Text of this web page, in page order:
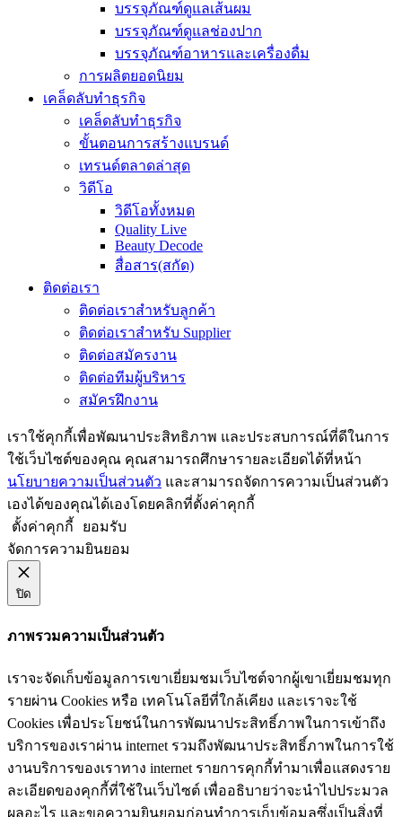
บรรจุภัณฑ์ดูแลเส้นผม
บรรจุภัณฑ์ดูแลช่องปาก
บรรจุภัณฑ์อาหารและเครื่องดื่ม
การผลิตยอดนิยม
เคล็ดลับทำธุรกิจ
เคล็ดลับทำธุรกิจ
ขั้นตอนการสร้างแบรนด์
เทรนด์ตลาดล่าสุด
วิดีโอ
วิดีโอทั้งหมด
Quality Live
Beauty Decode
สื่อสาร(สกัด)
ติดต่อเรา
ติดต่อเราสำหรับลูกค้า
ติดต่อเราสำหรับ Supplier
ติดต่อสมัครงาน
ติดต่อทีมผู้บริหาร
สมัครฝึกงาน
เราใช้คุกกี้เพื่อพัฒนาประสิทธิภาพ และประสบการณ์ที่ดีในการ
ใช้เว็บไซต์ของคุณ คุณสามารถศึกษารายละเอียดได้ที่หน้า
นโยบายความเป็นส่วนตัว และสามารถจัดการความเป็นส่วนตัว
เองได้ของคุณได้เองโดยคลิกที่ตั้งค่าคุกกี้
ตั้งค่าคุกกี้
ยอมรับ
จัดการความยินยอม
ปิด
ภาพรวมความเป็นส่วนตัว
เราจะจัดเก็บข้อมูลการเขาเยี่ยมชมเว็บไซต์จากผู้เขาเยี่ยมชมทุก
รายผ่าน Cookies หรือ เทคโนโลยีที่ใกล้เคียง และเราจะใช้
Cookies เพื่อประโยชน์ในการพัฒนาประสิทธิ์ภาพในการเข้าถึง
บริการของเราผ่าน internet รวมถึงพัฒนาประสิทธิ์ภาพในการใช้
งานบริการของเราทาง internet รายการคุกกี้ทำมาเพื่อแสดงราย
ละเอียดของคุกกี้ที่ใช้ในเว็บไซต์ เพื่ออธิบายว่าจะนำไปประมวล
ผลอะไร และขอความยินยอมก่อนทำการเก็บข้อมูลซึ่งเป็นสิ่งที่